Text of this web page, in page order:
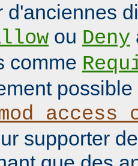
d'anciennes
ou Deny
comme
supporter